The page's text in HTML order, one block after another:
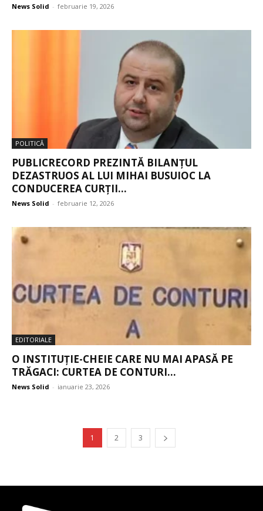
News Solid - februarie 19, 2026
POLITICĂ
PUBLICRECORD PREZINTĂ BILANȚUL
DEZASTRUOS AL LUI MIHAI BUSUIOC LA
CONDUCEREA CURȚII...
News Solid - februarie 12, 2026
EDITORIALE
O INSTITUȚIE-CHEIE CARE NU MAI APASĂ PE
TRĂGACI: CURTEA DE CONTURI...
News Solid - ianuarie 23, 2026
1 2 3